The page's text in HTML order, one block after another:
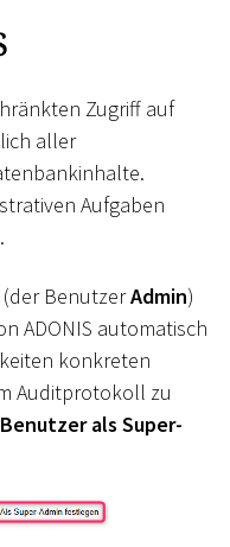
Zugriff auf
aller
Aufgaben
(der BenutzerAdmin)
ADONIS automatisch
konkreten
Auditprotokoll zu
Benutzer als Super-